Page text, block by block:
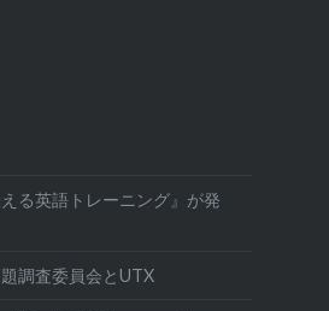
える英語トレーニング』が発
調査委員会とUTX